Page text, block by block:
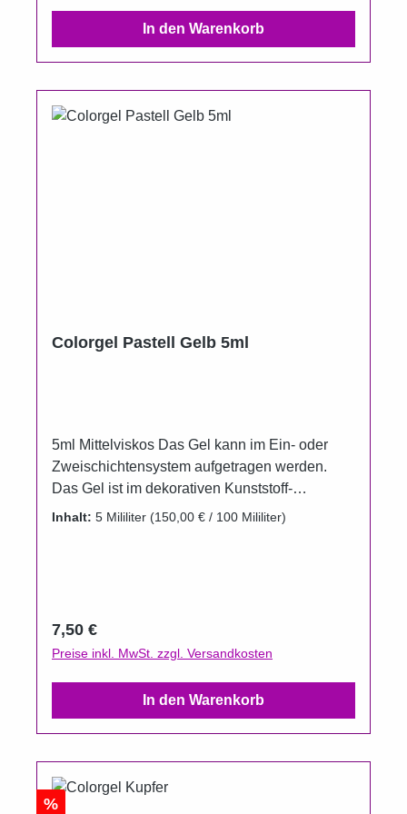
In den Warenkorb
Colorgel Pastell Gelb 5ml
5ml Mittelviskos Das Gel kann im Ein- oder
Zweischichtensystem aufgetragen werden.
Das Gel ist im dekorativen Kunststoff-
Aluminiumtiegel erhältlich. Um das Auslaufen
Inhalt: 5 Mililiter (150,00 € / 100 Mililiter)
Regulärer Preis:
7,50 €
Preise inkl. MwSt. zzgl. Versandkosten
In den Warenkorb
Rabatt
%